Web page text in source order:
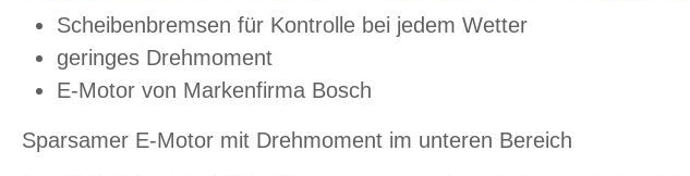
Scheibenbremsen für Kontrolle bei jedem Wetter
geringes Drehmoment
E-Motor von Markenfirma Bosch
Sparsamer E-Motor mit Drehmoment im unteren Bereich